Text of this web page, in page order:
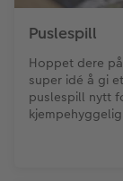
Puslespill
Hoppet dere
super idé å gi
puslespill nytt